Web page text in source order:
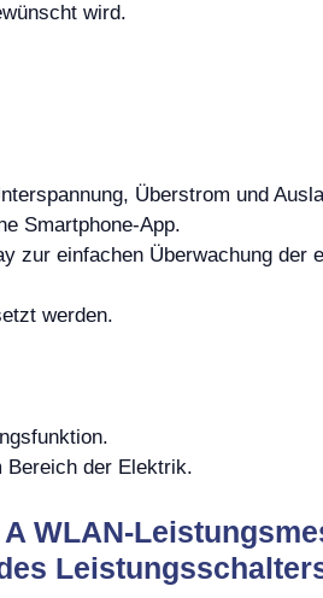
wird.
Überstrom und
Smartphone-App.
zur einfachen Überwachung der
werden.
Bereich der Elektrik.
WLAN-